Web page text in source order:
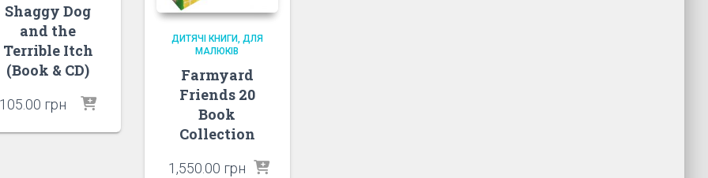
Shaggy Dog
and the
Terrible Itch
(Book & CD)
105.00 грн
ДИТЯЧІ КНИГИ ДЛЯ
МАЛЮКІВ
Farmyard
Friends 20
Book
Collection
1,550.00 грн